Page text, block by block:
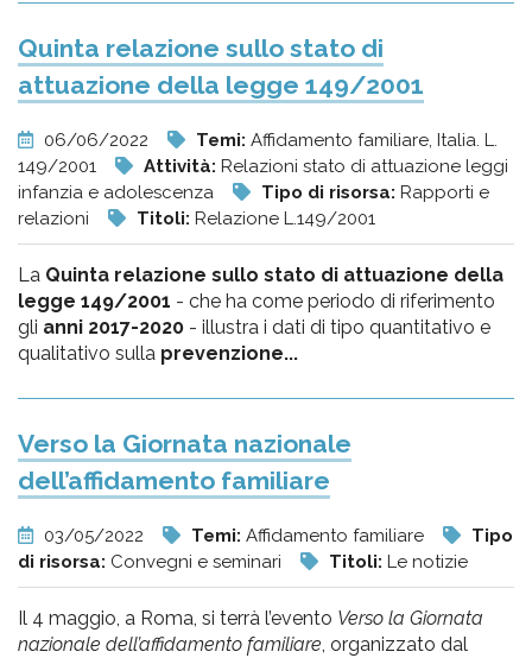
Quinta relazione sullo stato di
attuazione della legge 149/2001
06/06/2022 Temi: Affidamento familiare, Italia. L.
149/2001
Attività: Relazioni stato di attuazione leggi
infanzia e adolescenza
Tipo di risorsa: Rapporti e
relazioni
Titoli: Relazione L.149/2001
La Quinta relazione sullo stato di attuazione della
legge 149/2001 - che ha come periodo di riferimento
gli anni 2017-2020 - illustra i dati di tipo quantitativo e
qualitativo sulla prevenzione...
Verso la Giornata nazionale
dell’affidamento familiare
03/05/2022 Temi: Affidamento familiare
Tipo
di risorsa: Convegni e seminari Titoli: Le notizie
Il 4 maggio, a Roma, si terrà l’evento Verso la Giornata
nazionale dell’affidamento familiare, organizzato dal